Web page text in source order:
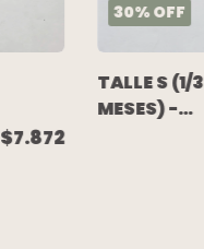
$7.872
30% OFF
TALLE S (1/3
MESES) -